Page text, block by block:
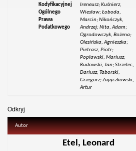
Kodyfikacyjnej
Ogólnego
Prawa
Podatkowego
Ireneusz; Kuśnierz,
Wiesław; Łoboda,
Marcin; Nikończyk,
Andrzej; Nita, Adam;
Ogrodowczyk, Bożena;
Olesińska, Agnieszka;
Pietrasz, Piotr;
Popławski, Mariusz;
Rudowski, Jan; Strzelec,
Dariusz; Taborski,
Grzegorz; Zajączkowski,
Artur
Odkryj
Autor
Etel, Leonard